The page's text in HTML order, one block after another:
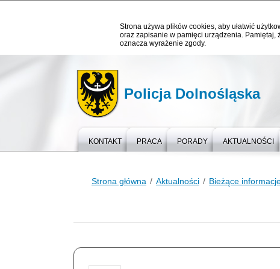
Strona używa plików cookies, aby ułatwić
oraz zapisanie w pamięci urządzenia.
oznacza wyrażenie zgody.
Policja Dolnośląska
KONTAKT PRACA PORADY AKTUALNOŚCI
Strona główna Aktualności Bieżące